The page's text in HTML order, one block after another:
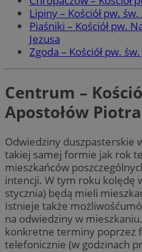
Lipiny – Kościół pw.
Piaśniki – Kościół pw.
Jezusa
Zgoda – Kościół pw.
Centrum –
Apostołów
Odwiedziny duszpasterskie
takiej samej formie jak rok
mieszkańców
intencji. W tym roku kolędę
stycznia) będą mieli
Istnieje także
na odwiedziny w
konkretne terminy poprzez
telefonicznie (w godzinach